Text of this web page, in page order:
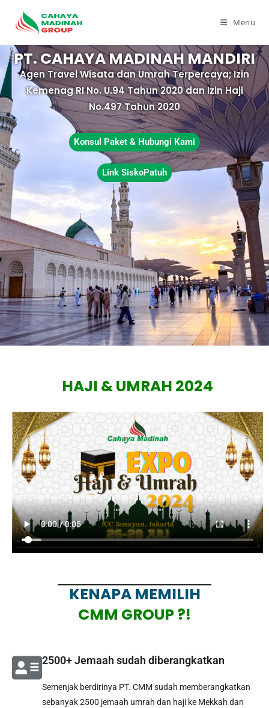
Menu
PT. CAHAYA MADINAH MANDIRI
Agen Travel Wisata dan Umrah Terpercaya; Izin
Kemenag RI No. U.94 Tahun 2020 dan Izin Haji
No.497 Tahun 2020
Konsul Paket & Hubungi Kami
Link SiskoPatuh
HAJI & UMRAH 2024
KENAPA MEMILIH
CMM GROUP ?!
2500+ Jemaah sudah diberangkatkan
Semenjak berdirinya PT. CMM sudah memberangkatkan
sebanyak 2500 jemaah umrah dan haji ke Mekkah dan